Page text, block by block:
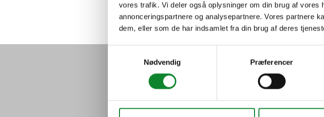
vores trafik. Vi deler også oplysninger om din brug af
annonceringspartnere og analysepartnere. Vores partnere
dem, eller som de har indsamlet fra din brug af deres
Nødvendig
Præferencer
Undervisning